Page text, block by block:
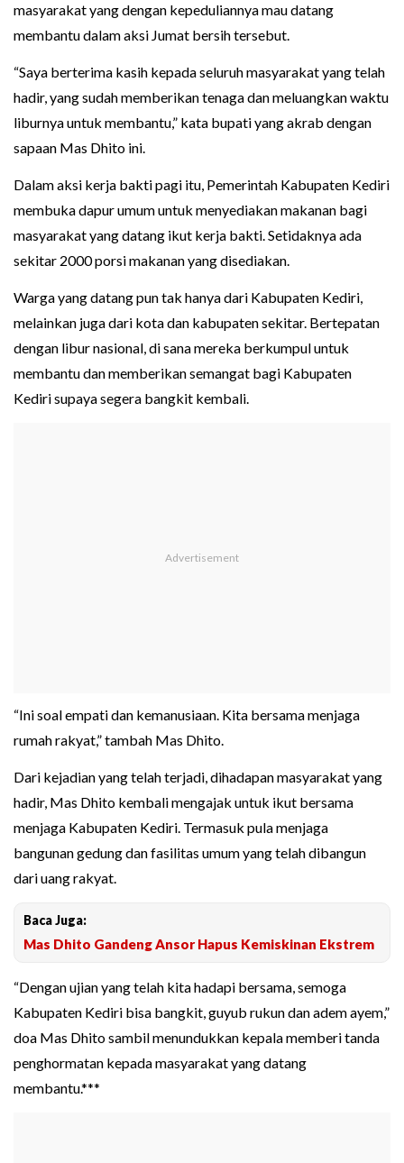
masyarakat yang dengan kepeduliannya mau datang
membantu dalam aksi Jumat bersih tersebut.
“Saya berterima kasih kepada seluruh masyarakat yang telah
hadir, yang sudah memberikan tenaga dan meluangkan waktu
liburnya untuk membantu,” kata bupati yang akrab dengan
sapaan Mas Dhito ini.
Dalam aksi kerja bakti pagi itu, Pemerintah Kabupaten Kediri
membuka dapur umum untuk menyediakan makanan bagi
masyarakat yang datang ikut kerja bakti. Setidaknya ada
sekitar 2000 porsi makanan yang disediakan.
Warga yang datang pun tak hanya dari Kabupaten Kediri,
melainkan juga dari kota dan kabupaten sekitar. Bertepatan
dengan libur nasional, di sana mereka berkumpul untuk
membantu dan memberikan semangat bagi Kabupaten
Kediri supaya segera bangkit kembali.
“Ini soal empati dan kemanusiaan. Kita bersama menjaga
rumah rakyat,” tambah Mas Dhito.
Dari kejadian yang telah terjadi, dihadapan masyarakat yang
hadir, Mas Dhito kembali mengajak untuk ikut bersama
menjaga Kabupaten Kediri. Termasuk pula menjaga
bangunan gedung dan fasilitas umum yang telah dibangun
dari uang rakyat.
Baca Juga:
Mas Dhito Gandeng Ansor Hapus Kemiskinan Ekstrem
“Dengan ujian yang telah kita hadapi bersama, semoga
Kabupaten Kediri bisa bangkit, guyub rukun dan adem ayem,”
doa Mas Dhito sambil menundukkan kepala memberi tanda
penghormatan kepada masyarakat yang datang
membantu.***